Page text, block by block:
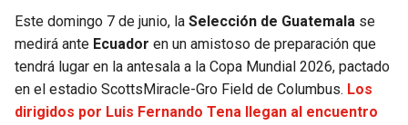
PACKERS
TIMBERWOLVES
Este domingo 7 de junio, la Selección de Guatemala se
medirá ante Ecuador en un amistoso de preparación que
tendrá lugar en la antesala a la Copa Mundial 2026, pactado
en el estadio ScottsMiracle-Gro Field de Columbus. Los
dirigidos por Luis Fernando Tena llegan al encuentro